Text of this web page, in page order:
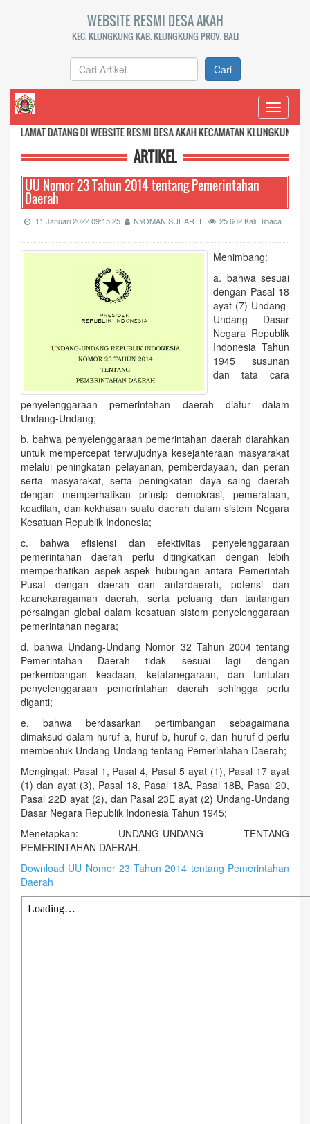
WEBSITE RESMI DESA AKAH
KEC. KLUNGKUNG KAB. KLUNGKUNG PROV. BALI
Cari
Toggle
DI WEBSITE RESMI DESA AKAH KECAMATAN KLUNGKUNG KABUPATEN
ARTIKEL
UU Nomor 23 Tahun 2014 tentang Pemerintahan
Daerah
11 Januari 2022 09:15:25 NYOMAN SUHARTE 25.602 Kali Dibaca
Menimbang:
a. bahwa sesuai
dengan Pasal 18
ayat (7) Undang-
Undang Dasar
Negara Republik
Indonesia Tahun
1945 susunan
dan tata cara
penyelenggaraan pemerintahan daerah diatur dalam
Undang-Undang;
b. bahwa penyelenggaraan pemerintahan daerah diarahkan
untuk mempercepat terwujudnya kesejahteraan masyarakat
melalui peningkatan pelayanan, pemberdayaan, dan peran
serta masyarakat, serta peningkatan daya saing daerah
dengan memperhatikan prinsip demokrasi, pemerataan,
keadilan, dan kekhasan suatu daerah dalam sistem Negara
Kesatuan Republik Indonesia;
c. bahwa efisiensi dan efektivitas penyelenggaraan
pemerintahan daerah perlu ditingkatkan dengan lebih
memperhatikan aspek-aspek hubungan antara Pemerintah
Pusat dengan daerah dan antardaerah, potensi dan
keanekaragaman daerah, serta peluang dan tantangan
persaingan global dalam kesatuan sistem penyelenggaraan
pemerintahan negara;
d. bahwa Undang-Undang Nomor 32 Tahun 2004 tentang
Pemerintahan Daerah tidak sesuai lagi dengan
perkembangan keadaan, ketatanegaraan, dan tuntutan
penyelenggaraan pemerintahan daerah sehingga perlu
diganti;
e. bahwa berdasarkan pertimbangan sebagaimana
dimaksud dalam huruf a, huruf b, huruf c, dan huruf d perlu
membentuk Undang-Undang tentang Pemerintahan Daerah;
Mengingat: Pasal 1, Pasal 4, Pasal 5 ayat (1), Pasal 17 ayat
(1) dan ayat (3), Pasal 18, Pasal 18A, Pasal 18B, Pasal 20,
Pasal 22D ayat (2), dan Pasal 23E ayat (2) Undang-Undang
Dasar Negara Republik Indonesia Tahun 1945;
Menetapkan: UNDANG-UNDANG TENTANG
PEMERINTAHAN DAERAH.
Download UU Nomor 23 Tahun 2014 tentang Pemerintahan
Daerah